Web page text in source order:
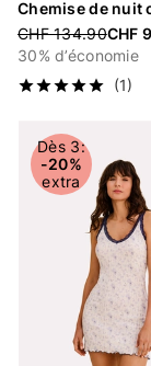
Price reduced
CHF 134.90CHF
30% d’économie
(1)
Dès 3:
-20%
extra